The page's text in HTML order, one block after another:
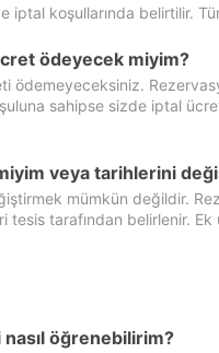
koşullarında belirtilir.
ödeyecek miyim?
ödemeyeceksiniz.
sahipse sizde iptal
veya tarihlerini
mümkün değildir.
tarafından belirlenir.
öğrenebilirim?